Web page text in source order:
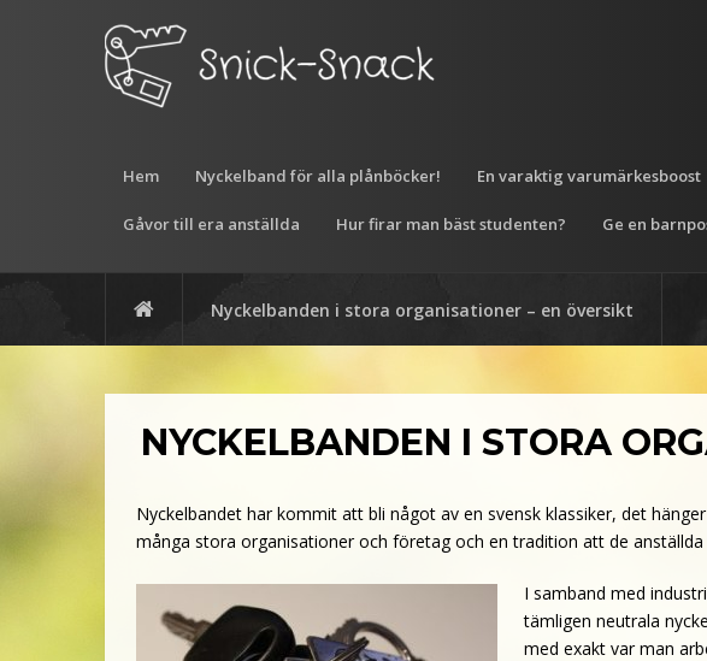
Hem Nyckelband för alla plånböcker! En varaktig varumärkesboost
Gåvor till era anställda Hur firar man bäst studenten? Ge en
Nyckelbanden i stora organisationer – en översikt
NYCKELBANDEN I STORA
Nyckelbandet har kommit att bli något av en svensk klassiker, det
många stora organisationer och företag och en tradition att de
I samband med
tämligen neutrala
med exakt var man